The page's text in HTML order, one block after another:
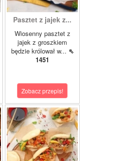
Pasztet z jajek z...
Wiosenny pasztet z
jajek z groszkiem
będzie królował w... ⇖
1451
Zobacz przepis!